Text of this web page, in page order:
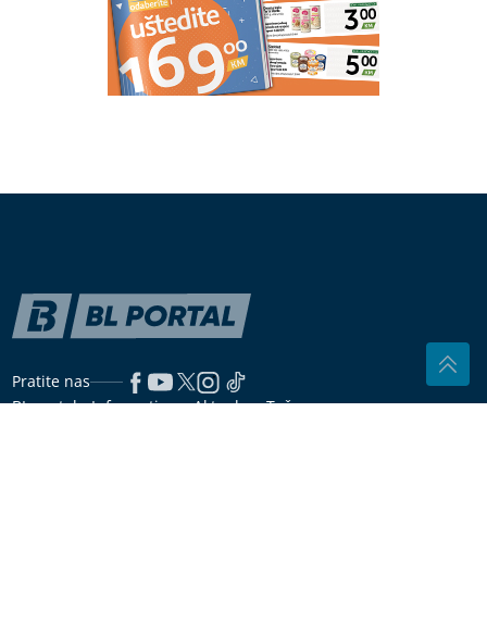
"Futa je sve to stavio u crne kese"
Marina Tucaković iznajmljivala stan
gdje je čuvala stvari vrijedne milion
evra, otkriveni detalji
se upoznaju, bez aplikacija i